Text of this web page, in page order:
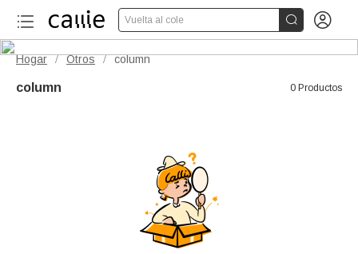
Vuelta al cole  
Hogar / Otros / column
column 0 Productos